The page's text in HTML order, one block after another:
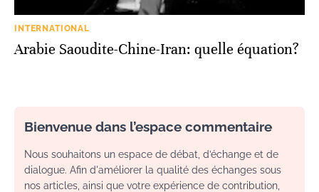
INTERNATIONAL
Arabie Saoudite-Chine-Iran: quelle équation?
Bienvenue dans l’espace commentaire
Nous souhaitons un espace de débat, d’échange et de
dialogue. Afin d'améliorer la qualité des échanges sous
nos articles, ainsi que votre expérience de contribution,